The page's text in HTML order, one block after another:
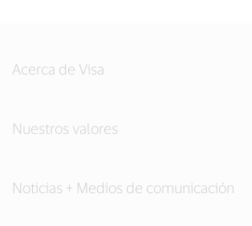
Acerca de Visa
Nuestros valores
Noticias + Medios de comunicación